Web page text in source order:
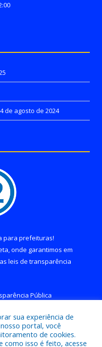
de agosto de 2024
para prefeituras!
onde garantimos em
leis de transparência
Pública
sua experiência de
portal, você
de cookies.
como isso é feito, acesse